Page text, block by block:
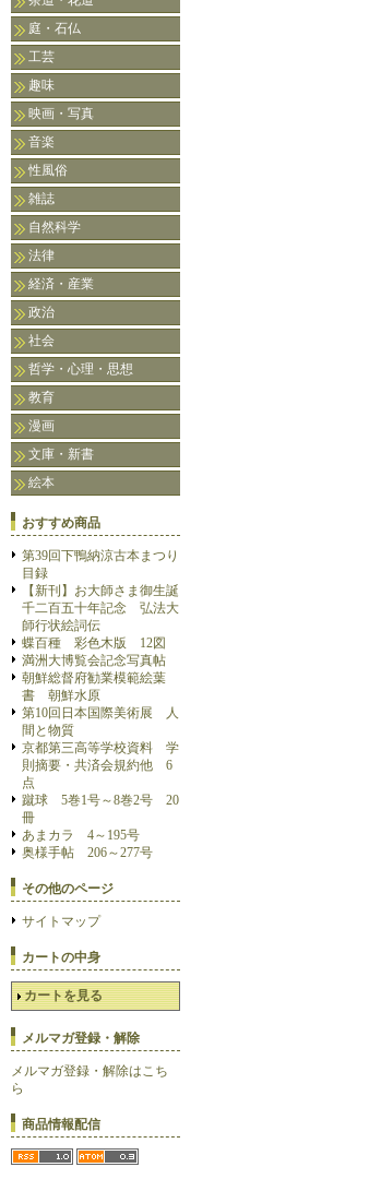
庭・石仏
工芸
趣味
映画・写真
音楽
性風俗
雑誌
自然科学
法律
経済・産業
政治
社会
哲学・心理・思想
教育
漫画
文庫・新書
絵本
おすすめ商品
第39回下鴨納涼古本まつり
目録
【新刊】お大師さま御生誕
千二百五十年記念 弘法大
師行状絵詞伝
蝶百種 彩色木版 12図
満洲大博覧会記念写真帖
朝鮮総督府勧業模範絵葉
書 朝鮮水原
第10回日本国際美術展 人
間と物質
京都第三高等学校資料 学
則摘要・共済会規約他 6
点
蹴球 5巻1号～8巻2号 20
冊
あまカラ 4～195号
奥様手帖 206～277号
その他のページ
サイトマップ
カートの中身
カートを見る
メルマガ登録・解除
メルマガ登録・解除はこち
ら
商品情報配信